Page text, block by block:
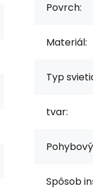
Povrch:
Materiál:
Typ
tvar:
Spôsob